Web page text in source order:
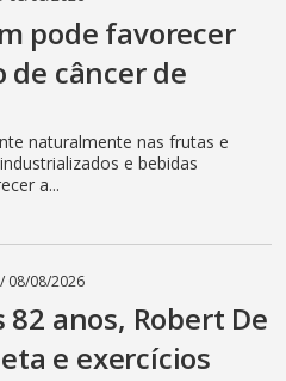
pode favorecer
de câncer de
naturalmente nas frutas e
e bebidas
a...
/ 08/08/2026
82 anos, Robert De
e exercícios